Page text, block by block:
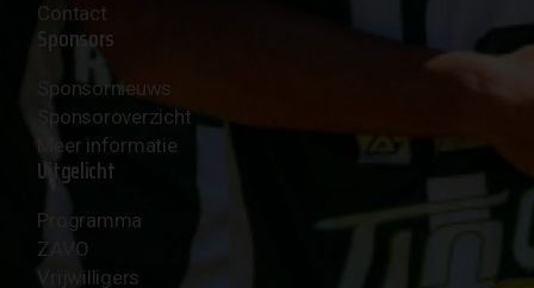
Contact
Sponsors
Sponsornieuws
Sponsoroverzicht
Meer informatie
Uitgelicht
Programma
ZAVO
Vrijwilligers